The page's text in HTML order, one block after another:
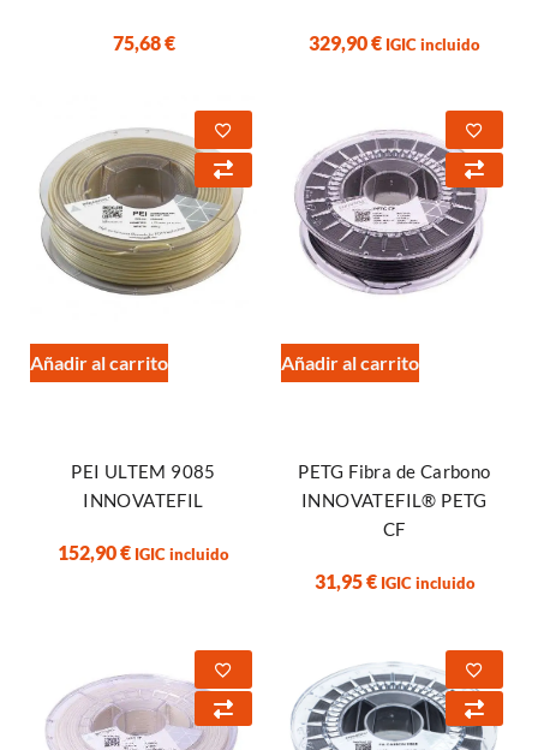
75,68€ 329,90€ IGIC incluido
Añadir al carrito
PEI ULTEM 9085
INNOVATEFIL
152,90€ IGIC incluido
Añadir al carrito
PETG Fibra de Carbono
INNOVATEFIL® PETG
CF
31,95€ IGIC incluido